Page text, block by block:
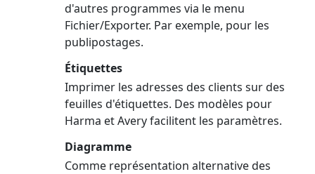
d'autres programmes via le menu
Fichier/Exporter. Par exemple, pour les
publipostages.
Étiquettes
Imprimer les adresses des clients sur des
feuilles d'étiquettes. Des modèles pour
Harma et Avery facilitent les paramètres.
Diagramme
Comme représentation alternative des